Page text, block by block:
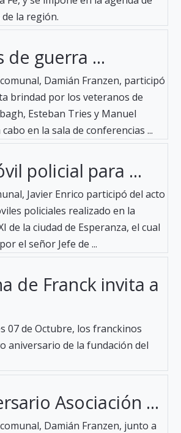
la región.
de guerra ...
Damián Franzen, participó
brindad por los veteranos de
Esteban Tries y Manuel
en la sala de conferencias ...
policial para ...
Javier Enrico participó del acto
policiales realizado en la
de la ciudad de Esperanza, el cual
el señor Jefe de ...
de Franck invita a
07 de Octubre, los franckinos
aniversario de la fundación del
Asociación ...
Damián Franzen, junto a